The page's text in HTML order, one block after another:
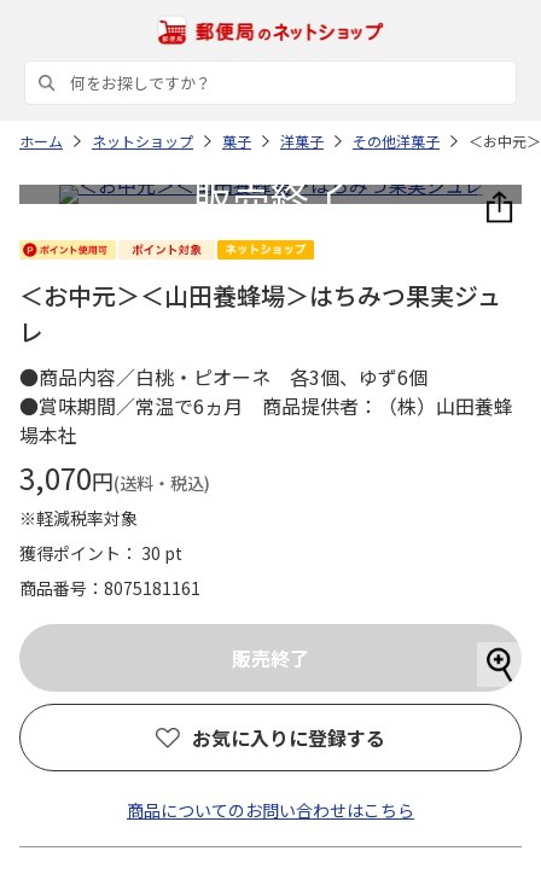
ホーム ネットショップ 菓子 洋菓子 その他洋菓子 ＜お中元
＜お中元＞＜山田養蜂場＞はちみつ果実ジュ
レ
●商品内容／白桃・ピオーネ 各3個、ゆず6個
●賞味期間／常温で6ヵ月 商品提供者：（株）山田養蜂
場本社
3,070円(送料・税込)
※軽減税率対象
獲得ポイント： 30 pt
商品番号
8075181161
お気に入りに登録する
商品についてのお問い合わせはこちら